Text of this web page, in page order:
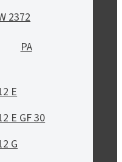
2372
PA
E
E GF 30
G